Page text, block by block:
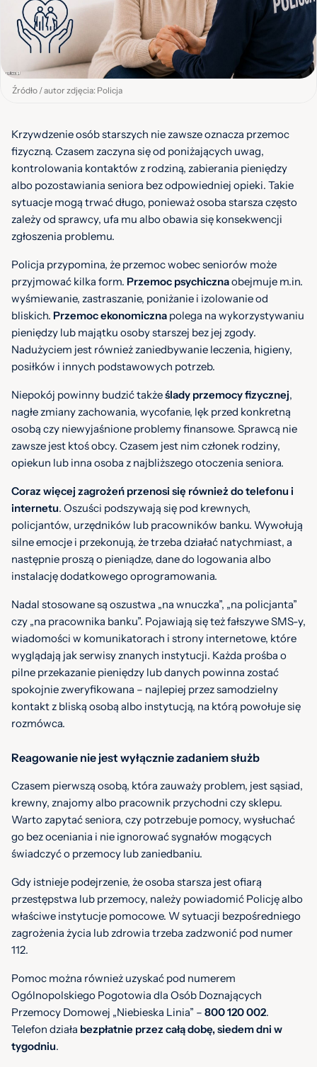
Źródło / autor zdjęcia: Policja
Krzywdzenie osób starszych nie zawsze oznacza przemoc
fizyczną. Czasem zaczyna się od poniżających uwag,
kontrolowania kontaktów z rodziną, zabierania pieniędzy
albo pozostawiania seniora bez odpowiedniej opieki. Takie
sytuacje mogą trwać długo, ponieważ osoba starsza często
zależy od sprawcy, ufa mu albo obawia się konsekwencji
zgłoszenia problemu.
Policja przypomina, że przemoc wobec seniorów może
przyjmować kilka form. Przemoc psychicznaobejmuje m.in.
wyśmiewanie, zastraszanie, poniżanie i izolowanie od
bliskich. Przemoc ekonomiczna polega na wykorzystywaniu
pieniędzy lub majątku osoby starszej bez jej zgody.
Nadużyciem jest również zaniedbywanie leczenia, higieny,
posiłków i innych podstawowych potrzeb.
Niepokój powinny budzić takżeślady przemocy fizycznej,
nagłe zmiany zachowania, wycofanie, lęk przed konkretną
osobą czy niewyjaśnione problemy finansowe. Sprawcą nie
zawsze jest ktoś obcy. Czasem jest nim członek rodziny,
opiekun lub inna osoba z najbliższego otoczenia seniora.
Coraz więcej zagrożeń przenosi się również do telefonu i
internetu. Oszuści podszywają się pod krewnych,
policjantów, urzędników lub pracowników banku. Wywołują
silne emocje i przekonują, że trzeba działać natychmiast, a
następnie proszą o pieniądze, dane do logowania albo
instalację dodatkowego oprogramowania.
Nadal stosowane są oszustwa „na wnuczka”, „na policjanta”
czy „na pracownika banku”. Pojawiają się też fałszywe SMS-y,
wiadomości w komunikatorach i strony internetowe, które
wyglądają jak serwisy znanych instytucji. Każda prośba o
pilne przekazanie pieniędzy lub danych powinna zostać
spokojnie zweryfikowana – najlepiej przez samodzielny
kontakt z bliską osobą albo instytucją, na którą powołuje się
rozmówca.
Reagowanie nie jest wyłącznie zadaniem służb
Czasem pierwszą osobą, która zauważy problem, jest sąsiad,
krewny, znajomy albo pracownik przychodni czy sklepu.
Warto zapytać seniora, czy potrzebuje pomocy, wysłuchać
go bez oceniania i nie ignorować sygnałów mogących
świadczyć o przemocy lub zaniedbaniu.
Gdy istnieje podejrzenie, że osoba starsza jest ofiarą
przestępstwa lub przemocy, należy powiadomić Policję albo
właściwe instytucje pomocowe. W sytuacji bezpośredniego
zagrożenia życia lub zdrowia trzeba zadzwonić pod numer
112.
Pomoc można również uzyskać pod numerem
Ogólnopolskiego Pogotowia dla Osób Doznających
Przemocy Domowej „Niebieska Linia” – 800 120 002.
Telefon działa bezpłatnie przez całą dobę, siedem dni w
tygodniu.